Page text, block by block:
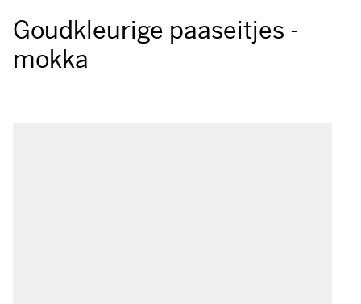
Goudkleurige paaseitjes -
mokka